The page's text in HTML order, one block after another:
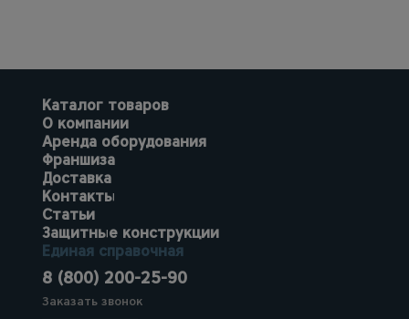
Каталог товаров
О компании
Аренда оборудования
Франшиза
Доставка
Контакты
Статьи
Защитные конструкции
Единая справочная
8 (800) 200-25-90
Заказать звонок